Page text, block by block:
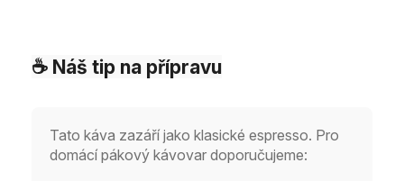
☕ Náš tip na přípravu
Tato káva zazáří jako klasické espresso. Pro
domácí pákový kávovar doporučujeme: